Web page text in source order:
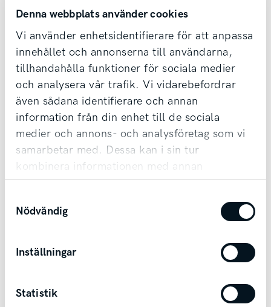
Denna webbplats använder cookies
Vi använder enhetsidentifierare för att anpassa
innehållet och annonserna till användarna,
tillhandahålla funktioner för sociala medier
och analysera vår trafik. Vi vidarebefordrar
även sådana identifierare och annan
information från din enhet till de sociala
medier och annons- och analysföretag som vi
samarbetar med. Dessa kan i sin tur
kombinera informationen med annan
information som du har tillhandahållit eller
som de har samlat in när du har använt deras
tjänster.
Nödvändig
Inställningar
Statistik
Kontakta säljare redan idag!
Vi tar din bil i inbyte oavsett märke & ålder,
samt erbjuder förmånlig finansiering.
Möjlighet till transport finns vid affär.
Kontakta säljare
Andra bilar i Skövde
Skövde